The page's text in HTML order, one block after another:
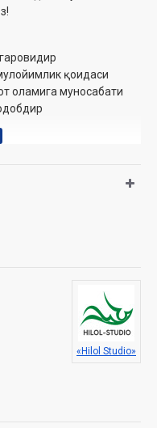
қоидаси
оламига муносабати
«Hilol Studio»